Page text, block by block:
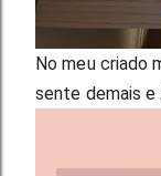
No meu criado
sente demais e